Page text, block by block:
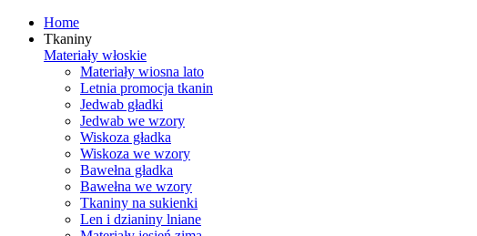
Home
Tkaniny
Materiały włoskie
Materiały wiosna lato
Letnia promocja tkanin
Jedwab gładki
Jedwab we wzory
Wiskoza gładka
Wiskoza we wzory
Bawełna gładka
Bawełna we wzory
Tkaniny na sukienki
Len i dzianiny lniane